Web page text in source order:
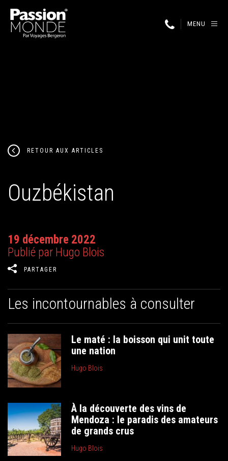
MENU
RETOUR AUX ARTICLES
Ouzbékistan
19 décembre 2022
Publié par Hugo Blois
PARTAGER
Les incontournables à consulter
Le maté : la boisson qui unit toute
une nation
Hugo Blois
À la découverte des vins de
Mendoza : le paradis des amateurs
de grands crus
Hugo Blois